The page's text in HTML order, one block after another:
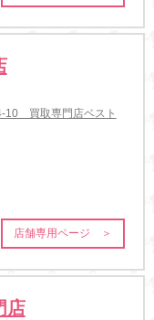
10 買取専門店ベスト
店舗専用ページ ＞
店